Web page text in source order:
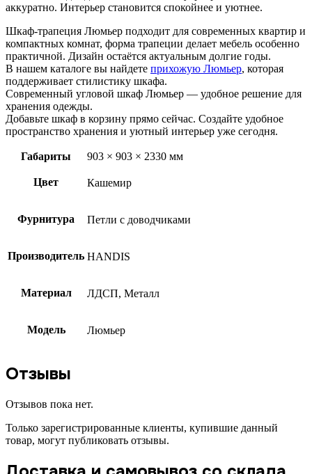
аккуратно. Интерьер становится спокойнее и уютнее.
Шкаф-трапеция Люмьер подходит для современных квартир и
компактных комнат, форма трапеции делает мебель особенно
практичной. Дизайн остаётся актуальным долгие годы.
В нашем каталоге вы найдете прихожую Люмьер, которая
поддерживает стилистику шкафа.
Современный угловой шкаф Люмьер — удобное решение для
хранения одежды.
Добавьте шкаф в корзину прямо сейчас. Создайте удобное
пространство хранения и уютный интерьер уже сегодня.
Габариты 903 × 903 × 2330 мм
Цвет Кашемир
Фурнитура Петли с доводчиками
Производитель HANDIS
Материал ЛДСП, Металл
Модель Люмьер
Отзывы
Отзывов пока нет.
Только зарегистрированные клиенты, купившие данный
товар, могут публиковать отзывы.